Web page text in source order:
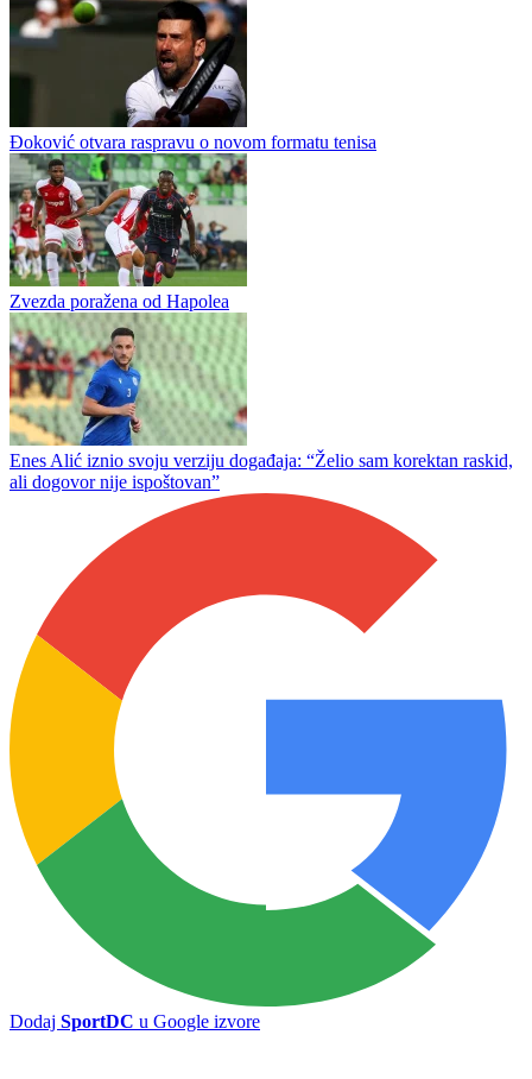
Đoković otvara raspravu o novom formatu tenisa
Zvezda poražena od Hapolea
Enes Alić iznio svoju verziju događaja: “Želio sam korektan raskid,
ali dogovor nije ispoštovan”
Dodaj SportDC u Google izvore